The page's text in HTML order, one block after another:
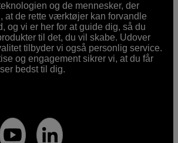
og de mennesker, der
at de rette værktøjer kan forvandle
og vi er her for at guide dig, så du
til det, du vil skabe. Udover
tilbyder vi også personlig service.
og engagement sikrer vi, at du får
bedst til dig.